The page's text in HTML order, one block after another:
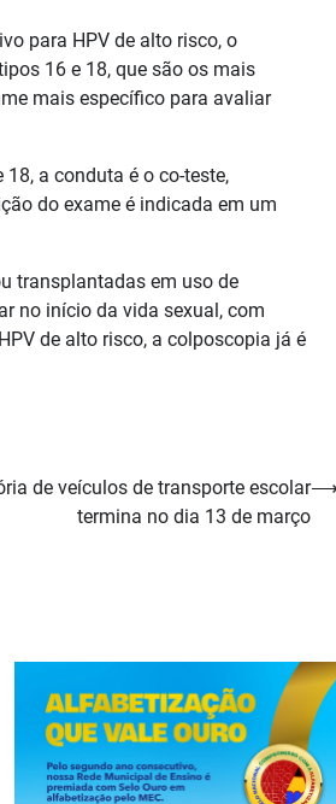
para HPV de alto risco, o
16 e 18, que são os mais
mais específico para avaliar
a conduta é o co-teste,
do exame é indicada em um
transplantadas em uso de
no início da vida sexual, com
de alto risco, a colposcopia já é
de veículos de transporte escolar
termina no dia 13 de março